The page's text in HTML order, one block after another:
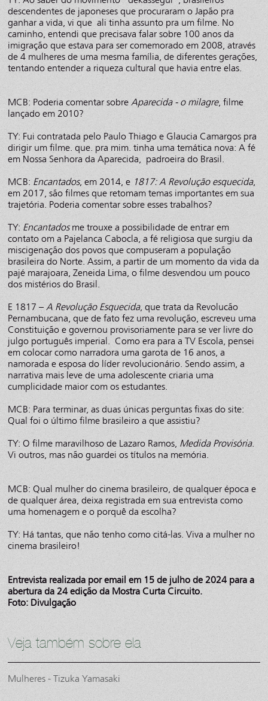
descendentes de japoneses que procuraram o Japão pra
ganhar a vida, vi que ali tinha assunto pra um filme. No
caminho, entendi que precisava falar sobre 100 anos da
imigração que estava para ser comemorado em 2008, através
de 4 mulheres de uma mesma família, de diferentes gerações,
tentando entender a riqueza cultural que havia entre elas.
MCB: Poderia comentar sobre Aparecida - o milagre, filme
lançado em 2010?
TY: Fui contratada pelo Paulo Thiago e Glaucia Camargos pra
dirigir um filme. que. pra mim. tinha uma temática nova: A fé
em Nossa Senhora da Aparecida, padroeira do Brasil.
MCB: Encantados, em 2014, e 1817: A Revolução esquecida,
em 2017, são filmes que retomam temas importantes em sua
trajetória. Poderia comentar sobre esses trabalhos?
TY: Encantadosme trouxe a possibilidade de entrar em
contato om a Pajelanca Cabocla, a fé religiosa que surgiu da
miscigenação dos povos que compuseram a população
brasileira do Norte. Assim, a partir de um momento da vida da
pajé marajoara, Zeneida Lima, o filme desvendou um pouco
dos mistérios do Brasil.
E 1817 – A Revolução Esquecida, que trata da Revolucão
Pernambucana, que de fato fez uma revolução, escreveu uma
Constituição e governou provisoriamente para se ver livre do
julgo português imperial. Como era para a TV Escola, pensei
em colocar como narradora uma garota de 16 anos, a
namorada e esposa do líder revolucionário. Sendo assim, a
narrativa mais leve de uma adolescente criaria uma
cumplicidade maior com os estudantes.
MCB: Para terminar, as duas únicas perguntas fixas do site:
Qual foi o último filme brasileiro a que assistiu?
TY: O filme maravilhoso de Lazaro Ramos, Medida Provisória.
Vi outros, mas não guardei os títulos na memória.
MCB: Qual mulher do cinema brasileiro, de qualquer época e
de qualquer área, deixa registrada em sua entrevista como
uma homenagem e o porquê da escolha?
TY: Há tantas, que não tenho como citá-las. Viva a mulher no
cinema brasileiro!
Entrevista realizada por email em 15 de julho de 2024 para a
abertura da 24 edição da Mostra Curta Circuito.
Foto: Divulgação
Veja também sobre ela
Mulheres - Tizuka Yamasaki